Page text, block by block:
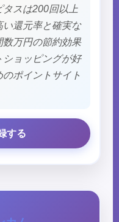
タスは200回以上
還元率と確実な
万円の節約効果
ショッピングが好
ポイントサイト
する